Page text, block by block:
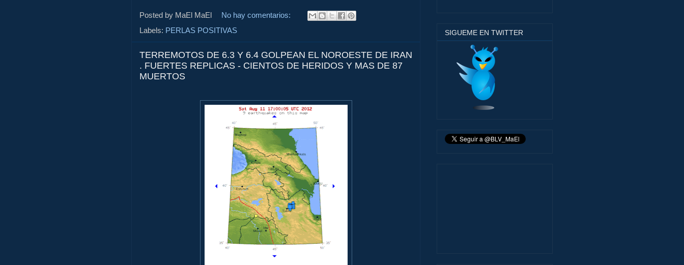
Posted by MaEl MaEl
No hay comentarios:
Labels: PERLAS POSITIVAS
TERREMOTOS DE 6.3 Y 6.4 GOLPEAN EL NOROESTE DE IRAN
. FUERTES REPLICAS - CIENTOS DE HERIDOS Y MAS DE 87
MUERTOS
SIGUEME EN TWITTER